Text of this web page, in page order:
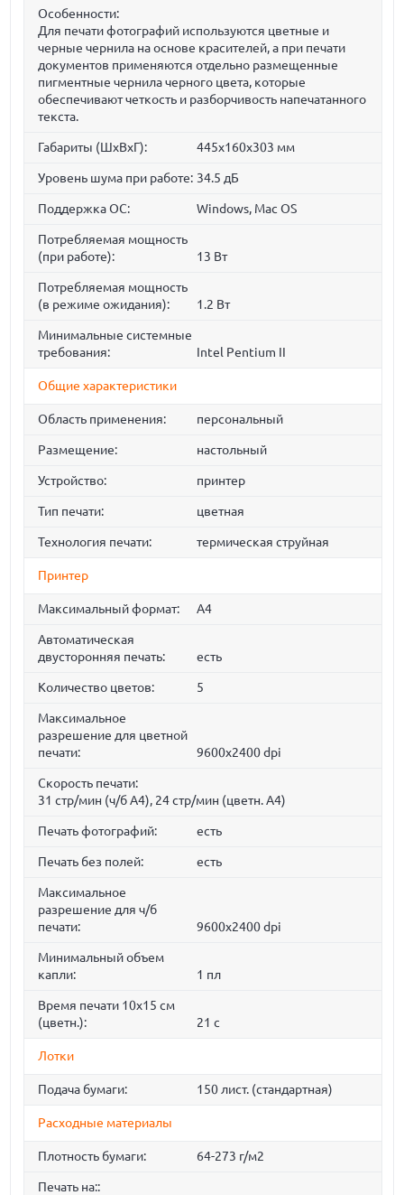
Особенности:
Для печати фотографий используются цветные и
черные чернила на основе красителей, а при печати
документов применяются отдельно размещенные
пигментные чернила черного цвета, которые
обеспечивают четкость и разборчивость напечатанного
текста.
Габариты (ШхВхГ): 445x160x303 мм
Уровень шума при работе: 34.5 дБ
Поддержка ОС: Windows, Mac OS
Потребляемая мощность
(при работе):
13 Вт
Потребляемая мощность
(в режиме ожидания):
1.2 Вт
Минимальные системные
требования:
Intel Pentium II
Общие характеристики
Область применения: персональный
Размещение: настольный
Устройство: принтер
Тип печати: цветная
Технология печати: термическая струйная
Принтер
Максимальный формат: A4
Автоматическая
двусторонняя печать:
есть
Количество цветов: 5
Максимальное
разрешение для цветной
печати:
9600x2400 dpi
Скорость печати:
31 стр/мин (ч/б А4), 24 стр/мин (цветн. А4)
Печать фотографий: есть
Печать без полей: есть
Максимальное
разрешение для ч/б
печати:
9600x2400 dpi
Минимальный объем
капли:
1 пл
Время печати 10x15 см
(цветн.):
21 с
Лотки
Подача бумаги: 150 лист. (стандартная)
Расходные материалы
Плотность бумаги: 64-273 г/м2
Печать на::